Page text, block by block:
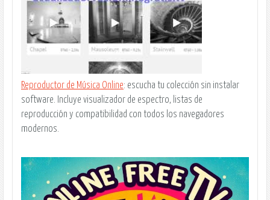
Reproductor de Música Online: escucha tu colección sin instalar
software. Incluye visualizador de espectro, listas de
reproducción y compatibilidad con todos los navegadores
modernos.